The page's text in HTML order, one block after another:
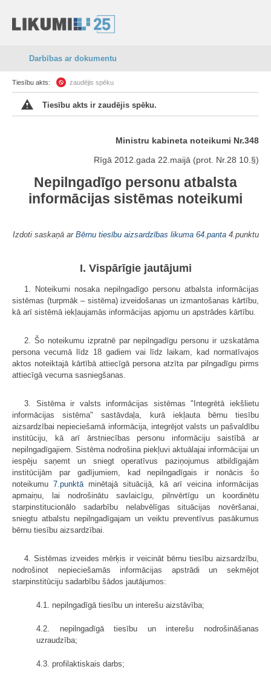
Darbības ar dokumentu
Tiesību akts: zaudējis spēku
Tiesību akts ir zaudējis spēku.
Ministru kabineta noteikumi Nr.348
Rīgā 2012.gada 22.maijā (prot. Nr.28 10.§)
Nepilngadīgo personu atbalsta
informācijas sistēmas noteikumi
Izdoti saskaņā ar Bērnu tiesību aizsardzības likuma 64.panta 4.punktu
I. Vispārīgie jautājumi
1. Noteikumi nosaka nepilngadīgo personu atbalsta informācijas
sistēmas (turpmāk – sistēma) izveidošanas un izmantošanas kārtību,
kā arī sistēmā iekļaujamās informācijas apjomu un apstrādes kārtību.
2. Šo noteikumu izpratnē par nepilngadīgu personu ir uzskatāma
persona vecumā līdz 18 gadiem vai līdz laikam, kad normatīvajos
aktos noteiktajā kārtībā attiecīgā persona atzīta par pilngadīgu pirms
attiecīgā vecuma sasniegšanas.
3. Sistēma ir valsts informācijas sistēmas "Integrētā iekšlietu
informācijas sistēma" sastāvdaļa, kurā iekļauta bērnu tiesību
aizsardzībai nepieciešamā informācija, integrējot valsts un pašvaldību
institūciju, kā arī ārstniecības personu informāciju saistībā ar
nepilngadīgajiem. Sistēma nodrošina piekļuvi aktuālajai informācijai un
iespēju saņemt un sniegt operatīvus paziņojumus atbildīgajām
institūcijām par gadījumiem, kad nepilngadīgais ir nonācis šo
noteikumu7.punktā minētajā situācijā, kā arī veicina informācijas
apmaiņu, lai nodrošinātu savlaicīgu, pilnvērtīgu un koordinētu
starpinstitucionālo sadarbību nelabvēlīgas situācijas novēršanai,
sniegtu atbalstu nepilngadīgajam un veiktu preventīvus pasākumus
bērnu tiesību aizsardzībai.
4. Sistēmas izveides mērķis ir veicināt bērnu tiesību aizsardzību,
nodrošinot nepieciešamās informācijas apstrādi un sekmējot
starpinstitūciju sadarbību šādos jautājumos:
4.1. nepilngadīgā tiesību un interešu aizstāvība;
4.2. nepilngadīgā tiesību un interešu nodrošināšanas
uzraudzība;
4.3. profilaktiskais darbs;